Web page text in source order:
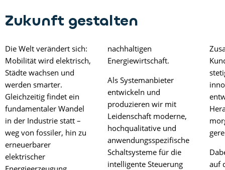
Zukunft gestalten
Die Welt verändert sich:
Mobilität wird elektrisch,
Städte wachsen und
werden smarter.
Gleichzeitig findet ein
fundamentaler Wandel
in der Industrie statt –
weg von fossiler, hin zu
erneuerbarer
elektrischer
nachhaltigen
Energiewirtschaft.
Als Systemanbieter
entwickeln und
produzieren wir mit
Leidenschaft moderne,
hochqualitative und
anwendungsspezifische
Schaltsysteme für die
intelligente Steuerung
auf